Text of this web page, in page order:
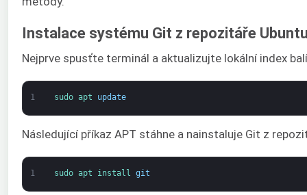
Instalace systému Git z repozitáře
Nejprve spusťte terminál a aktualizujte lokální index
1 sudo apt update
Následující příkaz APT stáhne a nainstaluje Git z
1 sudo apt install git